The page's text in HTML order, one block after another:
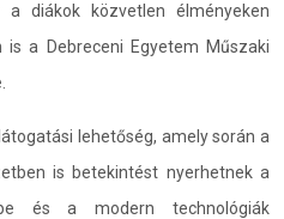
diákok közvetlen élményeken
a Debreceni Egyetem Műszaki
lehetőség, amely során a
is betekintést nyerhetnek a
és a modern technológiák